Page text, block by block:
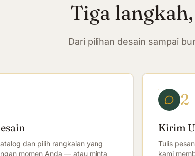
Tiga
Dari pilihan desain sampai
dan pilih rangkaian yang
momen Anda — atau minta
2
Kirim
Tulis
kami